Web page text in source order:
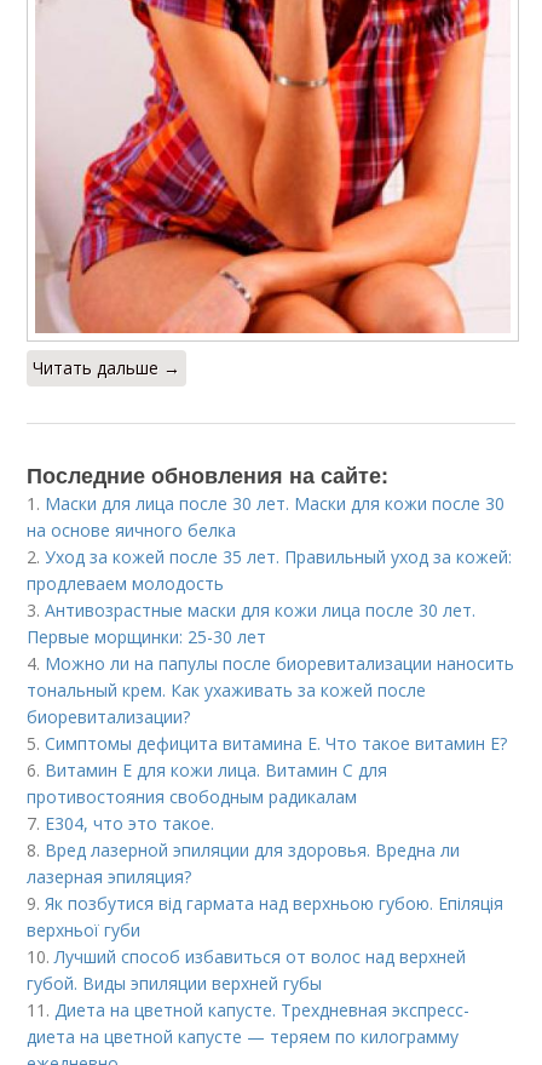
Читать дальше →
Последние обновления на сайте:
1. Маски для лица после 30 лет. Маски для кожи после 30
на основе яичного белка
2.Уход за кожей после 35 лет. Правильный уход за кожей:
продлеваем молодость
3.Антивозрастные маски для кожи лица после 30 лет.
Первые морщинки: 25-30 лет
4. Можно ли на папулы после биоревитализации наносить
тональный крем. Как ухаживать за кожей после
биоревитализации?
5.Симптомы дефицита витамина E. Что такое витамин Е?
6. Витамин Е для кожи лица. Витамин С для
противостояния свободным радикалам
7. Е304, что это такое.
8. Вред лазерной эпиляции для здоровья. Вредна ли
лазерная эпиляция?
9.Як позбутися від гармата над верхньою губою. Епіляція
верхньої губи
10.Лучший способ избавиться от волос над верхней
губой. Виды эпиляции верхней губы
11.Диета на цветной капусте. Трехдневная экспресс-
диета на цветной капусте — теряем по килограмму